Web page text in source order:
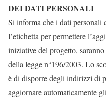
DEI DATI PERSONALI
Si informa che i dati personali
l’etichetta per permettere
iniziative del progetto,
della legge n°196/2003. Lo
è di disporre degli indirizzi di
aggiornare automaticamente